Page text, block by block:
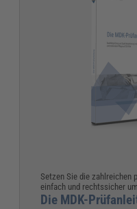
Setzen Sie die zahlreichen
einfach und rechtssicher
Die MDK-